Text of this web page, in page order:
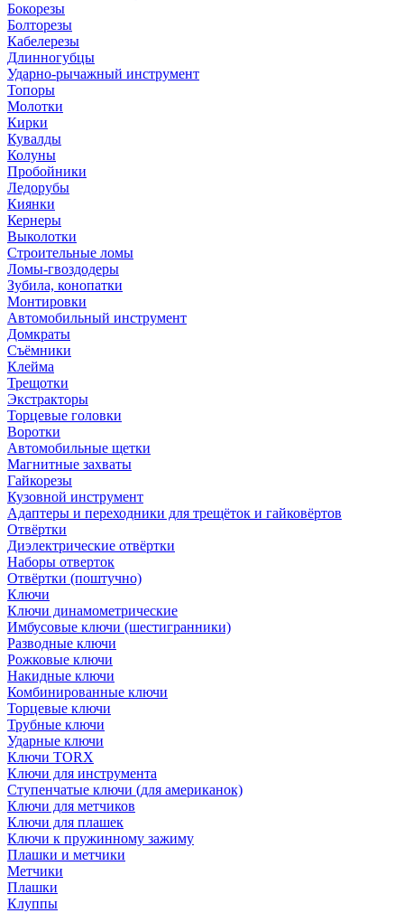
Бокорезы
Болторезы
Кабелерезы
Длинногубцы
Ударно-рычажный инструмент
Топоры
Молотки
Кирки
Кувалды
Колуны
Пробойники
Ледорубы
Киянки
Кернеры
Выколотки
Строительные ломы
Ломы-гвоздодеры
Зубила, конопатки
Монтировки
Автомобильный инструмент
Домкраты
Съёмники
Клейма
Трещотки
Экстракторы
Торцевые головки
Воротки
Автомобильные щетки
Магнитные захваты
Гайкорезы
Кузовной инструмент
Адаптеры и переходники для трещёток и гайковёртов
Отвёртки
Диэлектрические отвёртки
Наборы отверток
Отвёртки (поштучно)
Ключи
Ключи динамометрические
Имбусовые ключи (шестигранники)
Разводные ключи
Рожковые ключи
Накидные ключи
Комбинированные ключи
Торцевые ключи
Трубные ключи
Ударные ключи
Ключи TORX
Ключи для инструмента
Ступенчатые ключи (для американок)
Ключи для метчиков
Ключи для плашек
Ключи к пружинному зажиму
Плашки и метчики
Метчики
Плашки
Клуппы